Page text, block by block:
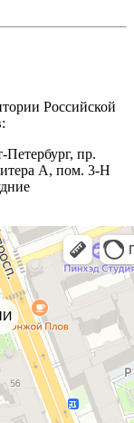
Российской
Петербург, пр.
А, пом. 3-Н